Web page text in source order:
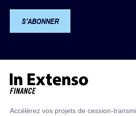
S'ABONNER
Accélérez vos projets de cession-